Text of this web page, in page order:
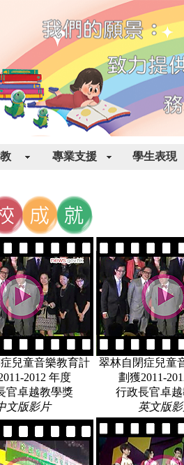
專業支援 學生表現
兒童音樂教育計
2012 年度
官卓越教學獎
文版影片
翠林自閉症兒童
劃獲2011-
行政長官卓
英文版